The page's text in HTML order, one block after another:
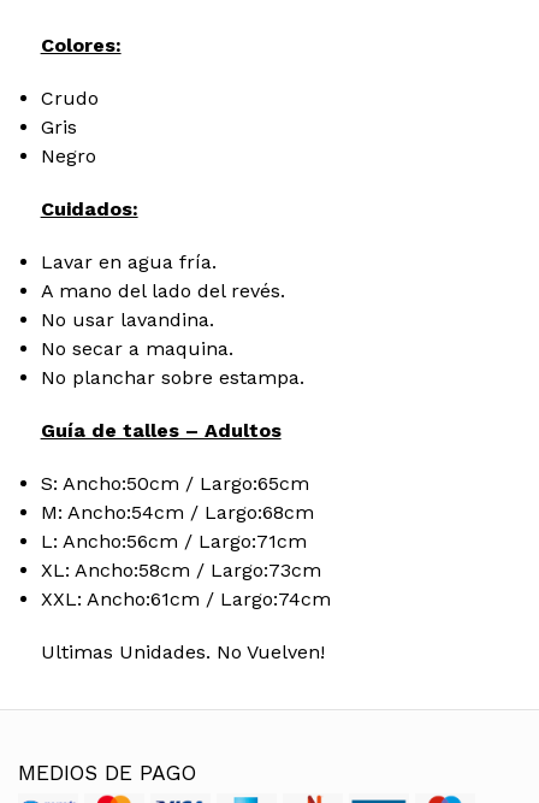
Colores:
Crudo
Gris
Negro
Cuidados:
Lavar en agua fría.
A mano del lado del revés.
No usar lavandina.
No secar a maquina.
No planchar sobre estampa.
Guía de talles – Adultos
S: Ancho:50cm / Largo:65cm
M: Ancho:54cm / Largo:68cm
L: Ancho:56cm / Largo:71cm
XL: Ancho:58cm / Largo:73cm
XXL: Ancho:61cm / Largo:74cm
Ultimas Unidades. No Vuelven!
MEDIOS DE PAGO